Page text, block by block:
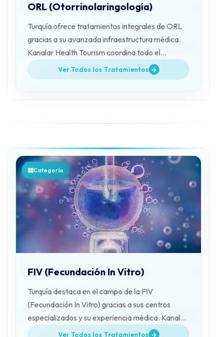
ORL (Otorrinolaringología)
Turquía ofrece tratamientos integrales de ORL
gracias a su avanzada infraestructura médica.
Kanalar Health Tourism coordina todo el
Ver Todos los Tratamientos
Categoría
FIV (Fecundación In Vitro)
Turquía destaca en el campo de la FIV
(Fecundación In Vitro) gracias a sus centros
especializados y su experiencia médica. Kanalar
Health Tourism organiza los procesos para los
Ver Todos los Tratamientos